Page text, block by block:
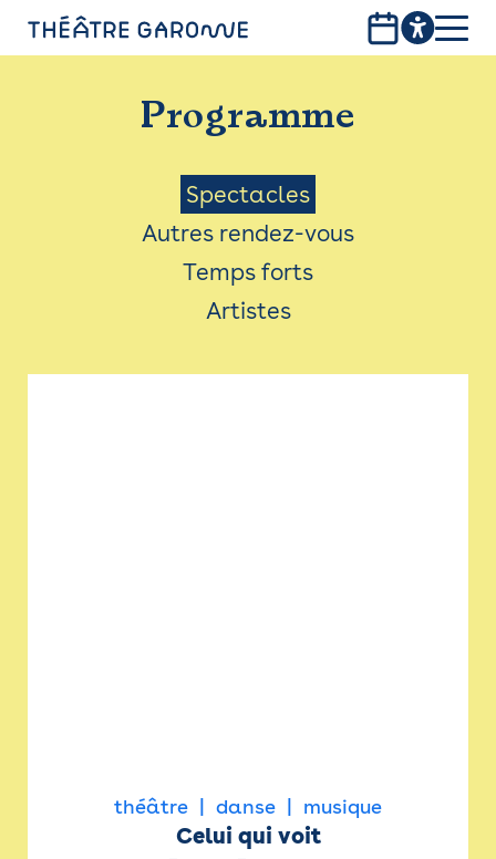
PROGRAMME
INFOS PRATIQUES
AVEC LES PUBLICS
ACCESSIBILITÉ
LES PRODUCTIONS
Programme
Menu
Saison
Spectacles
Autres rendez-vous
Temps forts
Artistes
théâtre danse musique
Celui qui voit